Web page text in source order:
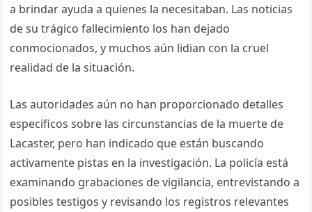
a brindar ayuda a quienes la necesitaban. Las noticias
de su trágico fallecimiento los han dejado
conmocionados, y muchos aún lidian con la cruel
realidad de la situación.
Las autoridades aún no han proporcionado detalles
específicos sobre las circunstancias de la muerte de
Lacaster, pero han indicado que están buscando
activamente pistas en la investigación. La policía está
examinando grabaciones de vigilancia, entrevistando a
posibles testigos y revisando los registros relevantes